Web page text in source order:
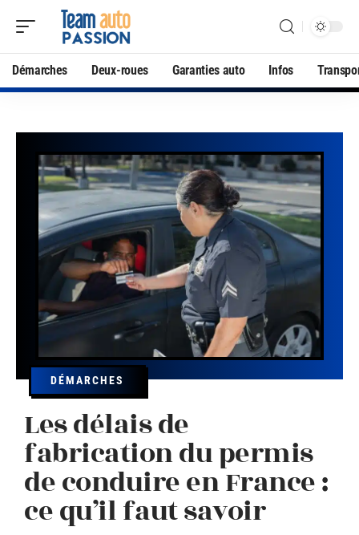
Démarches Deux-roues Garanties auto Infos
DÉMARCHES
Les délais de
fabrication du permis
de conduire en France :
ce qu’il faut savoir